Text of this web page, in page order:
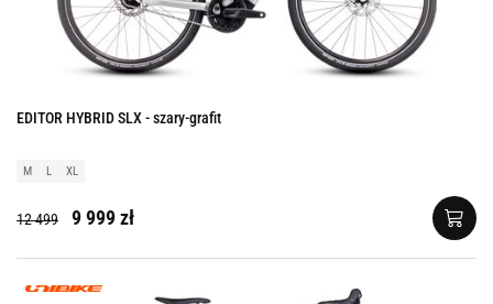
EDITOR HYBRID SLX - szary-grafit
M L XL
12 499 9 999 zł